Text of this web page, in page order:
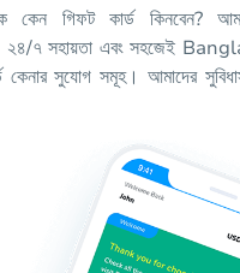
কেন গিফট কার্ড কিনবেন?
২৪/৭ সহায়তা এবং সহজেই
কেনার সুযোগ সমূহ। আমাদের